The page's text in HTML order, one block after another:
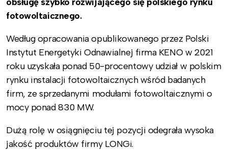
fotowoltaicznego.
Według opracowania opublikowanego przez Polski
Instytut Energetyki Odnawialnej firma KENO w 2021
roku uzyskała ponad 50-procentowy udział w polskim
rynku instalacji fotowoltaicznych wśród badanych
firm, ze sprzedanymi modułami fotowoltaicznymi o
mocy ponad 830 MW.
Dużą rolę w osiągnięciu tej pozycji odegrała wysoka
jakość produktów firmy LONGi.